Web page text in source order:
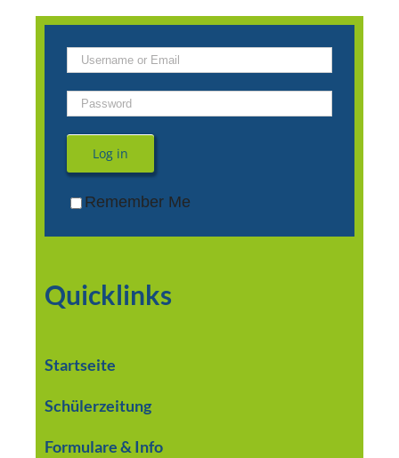
Log in
Remember Me
Quicklinks
Startseite
Schülerzeitung
Formulare & Info